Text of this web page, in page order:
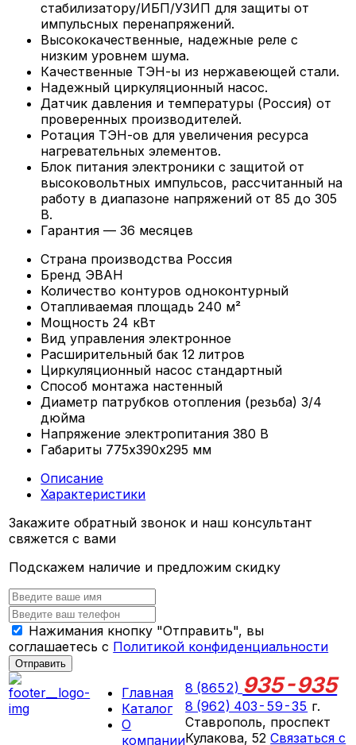
стабилизатору/ИБП/УЗИП для защиты от
импульсных перенапряжений.
Высококачественные, надежные реле с
низким уровнем шума.
Качественные ТЭН-ы из нержавеющей стали.
Надежный циркуляционный насос.
Датчик давления и температуры (Россия) от
проверенных производителей.
Ротация ТЭН-ов для увеличения ресурса
нагревательных элементов.
Блок питания электроники с защитой от
высоковольтных импульсов, рассчитанный на
работу в диапазоне напряжений от 85 до 305
В.
Гарантия — 36 месяцев
Страна производства Россия
Бренд ЭВАН
Количество контуров одноконтурный
Отапливаемая площадь 240 м²
Мощность 24 кВт
Вид управления электронное
Расширительный бак 12 литров
Циркуляционный насос стандартный
Способ монтажа настенный
Диаметр патрубков отопления (резьба) 3/4
дюйма
Напряжение электропитания 380 В
Габариты 775х390х295 мм
Описание
Характеристики
Закажите обратный звонок и наш консультант
свяжется с вами
Подскажем наличие и предложим скидку
Нажимания кнопку "Отправить", вы
соглашаетесь с Политикой конфиденциальности
Отправить
Главная
Каталог
О
компании
8 (8652) 935-935
8 (962) 403-59-35 г.
Ставрополь, проспект
Кулакова, 52Связаться с